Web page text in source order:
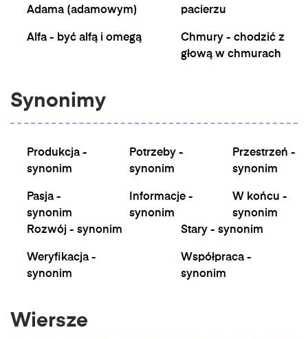
Adama (adamowym)
Alfa - być alfą i omegą
pacierzu
Chmury - chodzić z
głową w chmurach
Synonimy
Produkcja -
synonim
Pasja -
synonim
Potrzeby -
synonim
Informacje -
synonim
Przestrzeń -
synonim
W końcu -
synonim
Rozwój - synonim
Weryfikacja -
synonim
Stary - synonim
Współpraca -
synonim
Wiersze